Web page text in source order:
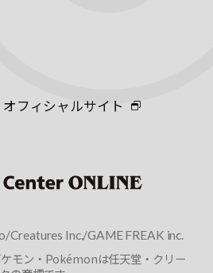
フィシャルサイト
Inc./GAME FREAK inc.
モン・Pokémonは任天堂・クリー